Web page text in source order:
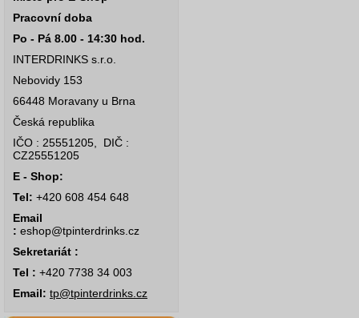
Pracovní doba
Po - Pá 8.00 - 14:30 hod.
INTERDRINKS s.r.o.
Nebovidy 153
66448 Moravany u Brna
Česká republika
IČO : 25551205, DIČ :
CZ25551205
E - Shop:
Tel: +420 608 454 648
Email
: eshop@tpinterdrinks.cz
Sekretariát :
Tel : +420 7738 34 003
Email: tp@tpinterdrinks.cz